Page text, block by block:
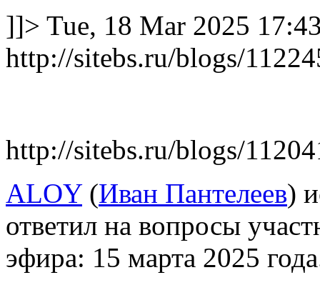
]]> Tue, 18 Mar 2025
http://sitebs.ru/blogs/
http://sitebs.ru/blogs/
ALOY(Иван Пантелеев)
ответил на вопросы
эфира: 15 марта 2025